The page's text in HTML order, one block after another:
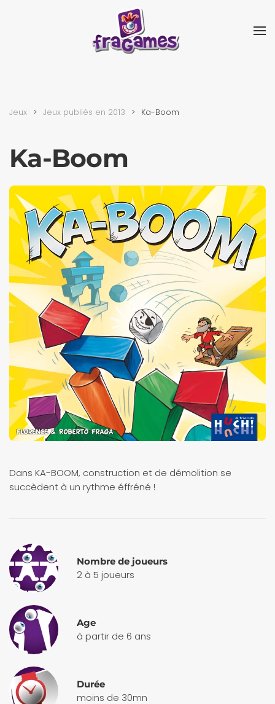
Skip to main content
Jeux Jeux publiés en 2013 Ka-Boom
Ka-Boom
Dans KA-BOOM, construction et de démolition se
succèdent à un rythme éffréné !
Nombre de joueurs
2 à 5 joueurs
Age
à partir de 6 ans
Durée
moins de 30mn